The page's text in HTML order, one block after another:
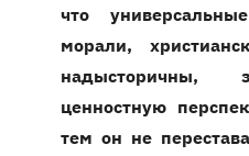
что
морали,
надысторичны,
ценностную
тем он не